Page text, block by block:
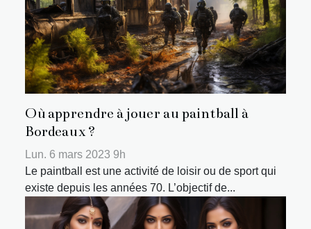
Où apprendre à jouer au paintball à
Bordeaux ?
Lun. 6 mars 2023 9h
Le paintball est une activité de loisir ou de sport qui
existe depuis les années 70. L’objectif de...